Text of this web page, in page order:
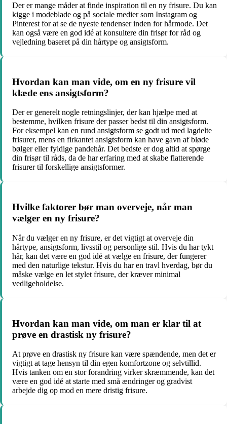
Der er mange måder at finde inspiration til en ny frisure. Du kan
kigge i modeblade og på sociale medier som Instagram og
Pinterest for at se de nyeste tendenser inden for hårmode. Det
kan også være en god idé at konsultere din frisør for råd og
vejledning baseret på din hårtype og ansigtsform.
Hvordan kan man vide, om en ny frisure vil
klæde ens ansigtsform?
Der er generelt nogle retningslinjer, der kan hjælpe med at
bestemme, hvilken frisure der passer bedst til din ansigtsform.
For eksempel kan en rund ansigtsform se godt ud med lagdelte
frisurer, mens en firkantet ansigtsform kan have gavn af bløde
bølger eller fyldige pandehår. Det bedste er dog altid at spørge
din frisør til råds, da de har erfaring med at skabe flatterende
frisurer til forskellige ansigtsformer.
Hvilke faktorer bør man overveje, når man
vælger en ny frisure?
Når du vælger en ny frisure, er det vigtigt at overveje din
hårtype, ansigtsform, livsstil og personlige stil. Hvis du har tykt
hår, kan det være en god idé at vælge en frisure, der fungerer
med den naturlige tekstur. Hvis du har en travl hverdag, bør du
måske vælge en let stylet frisure, der kræver minimal
vedligeholdelse.
Hvordan kan man vide, om man er klar til at
prøve en drastisk ny frisure?
At prøve en drastisk ny frisure kan være spændende, men det er
vigtigt at tage hensyn til din egen komfortzone og selvtillid.
Hvis tanken om en stor forandring virker skræmmende, kan det
være en god idé at starte med små ændringer og gradvist
arbejde dig op mod en mere dristig frisure.